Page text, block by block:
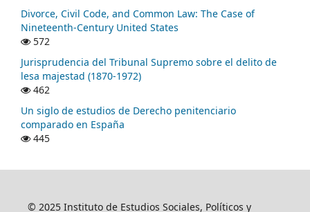
Divorce, Civil Code, and Common Law: The Case of
Nineteenth-Century United States
572
Jurisprudencia del Tribunal Supremo sobre el delito de
lesa majestad (1870-1972)
462
Un siglo de estudios de Derecho penitenciario
comparado en España
445
© 2025 Instituto de Estudios Sociales, Políticos y